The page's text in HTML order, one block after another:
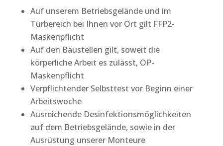
Auf unserem Betriebsgelände und im
Türbereich bei Ihnen vor Ort gilt FFP2-
Maskenpflicht
Auf den Baustellen gilt, soweit die
körperliche Arbeit es zulässt, OP-
Maskenpflicht
Verpflichtender Selbsttest vor Beginn einer
Arbeitswoche
Ausreichende Desinfektionsmöglichkeiten
auf dem Betriebsgelände, sowie in der
Ausrüstung unserer Monteure